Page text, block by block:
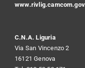
C.N.A. Liguria
Via San Vincenzo 2
16121 Genova